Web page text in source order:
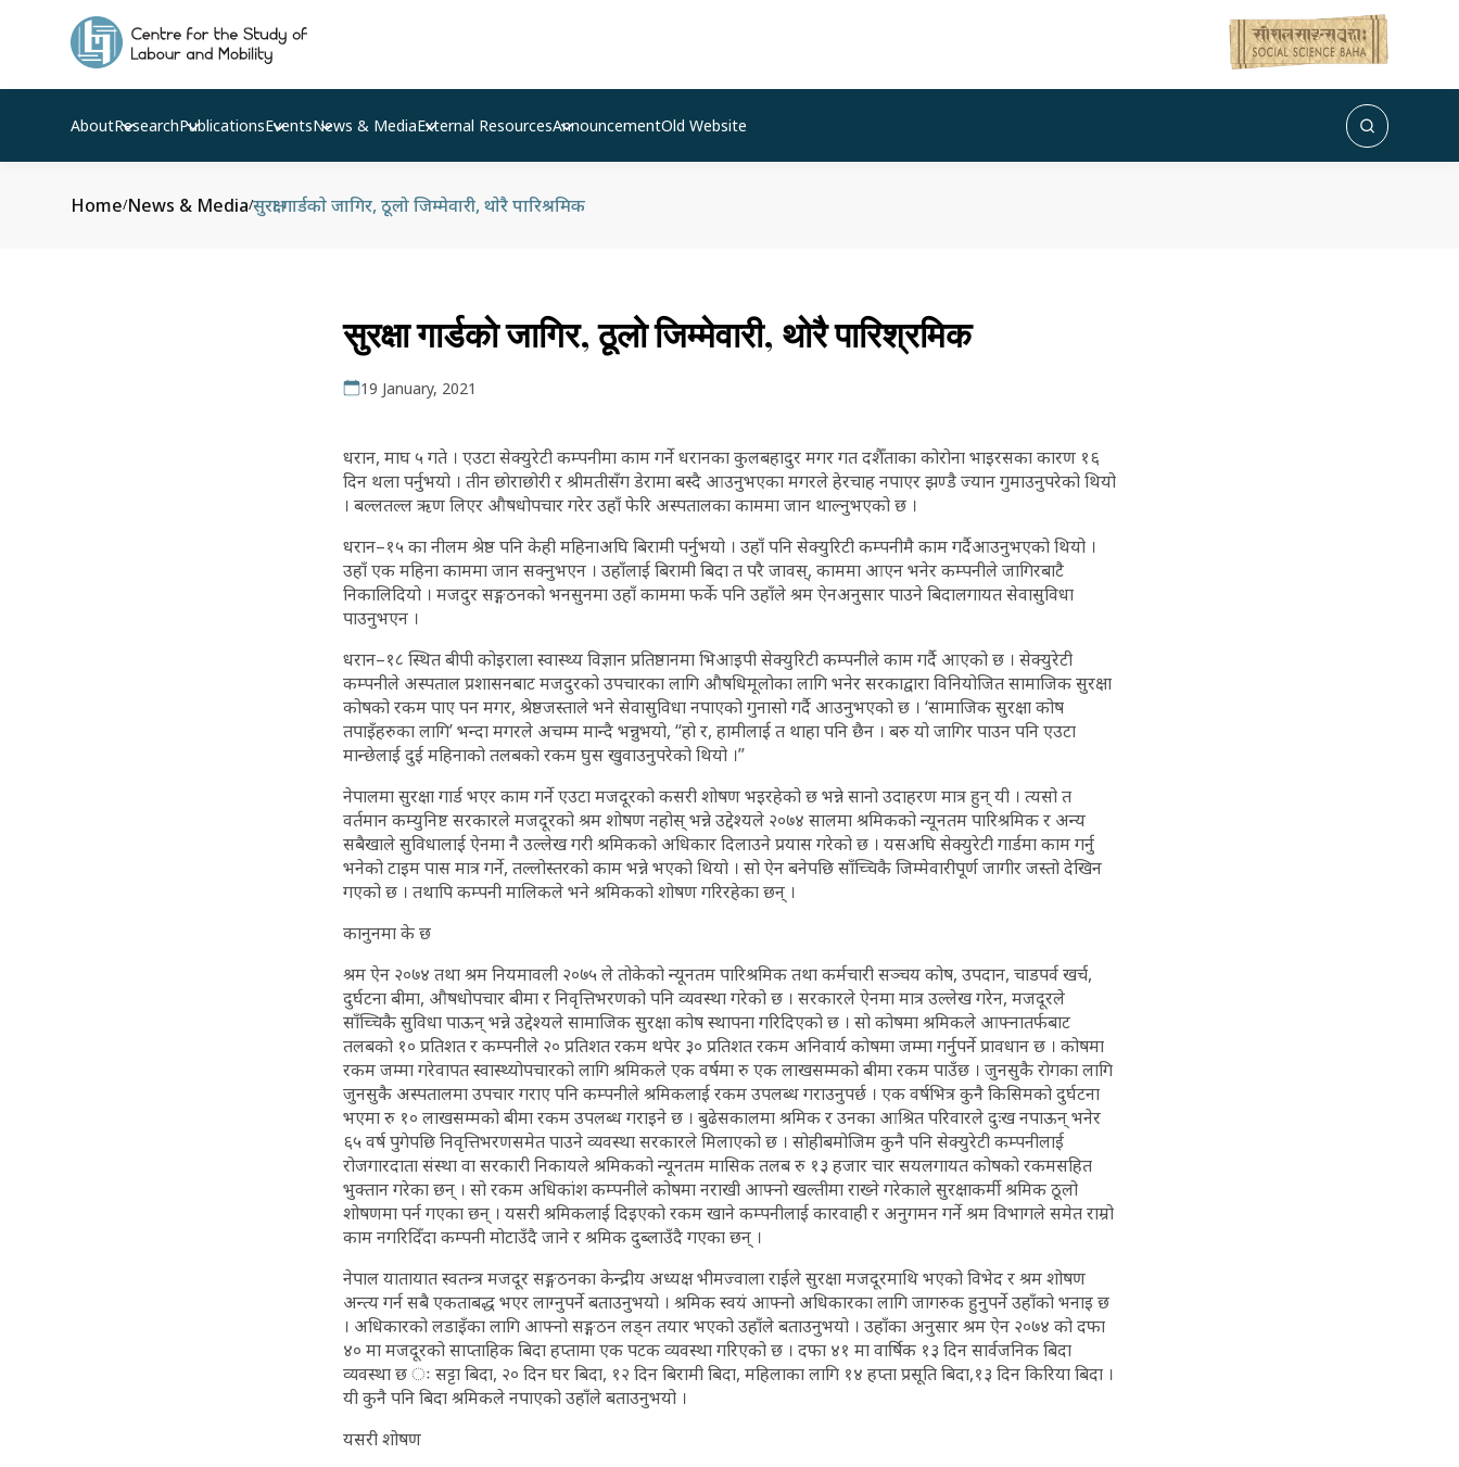
AboutResearchPublicationsEventsNews & MediaExternal ResourcesAnnouncementOld Website
Home/News & Media/सुरक्षा गार्डकाे जागिर, ठूलो जिम्मेवारी, थाेरै पारिश्रमिक
सुरक्षा गार्डकाे जागिर, ठूलो जिम्मेवारी, थाेरै पारिश्रमिक
19 January, 2021
धरान, माघ ५ गते । एउटा सेक्युरेटी कम्पनीमा काम गर्ने धरानका कुलबहादुर मगर गत दशैँताका कोरोना भाइरसका कारण १६
दिन थला पर्नुभयो । तीन छोराछोरी र श्रीमतीसँग डेरामा बस्दै आउनुभएका मगरले हेरचाह नपाएर झण्डै ज्यान गुमाउनुपरेको थियो
। बल्लतल्ल ऋण लिएर औषधोपचार गरेर उहाँ फेरि अस्पतालका काममा जान थाल्नुभएको छ ।
धरान–१५ का नीलम श्रेष्ठ पनि केही महिनाअघि बिरामी पर्नुभयो । उहाँ पनि सेक्युरिटी कम्पनीमै काम गर्दैआउनुभएको थियो ।
उहाँ एक महिना काममा जान सक्नुभएन । उहाँलाई बिरामी बिदा त परै जावस्, काममा आएन भनेर कम्पनीले जागिरबाटै
निकालिदियो । मजदुर सङ्गठनको भनसुनमा उहाँ काममा फर्के पनि उहाँले श्रम ऐनअनुसार पाउने बिदालगायत सेवासुविधा
पाउनुभएन ।
धरान–१८ स्थित बीपी कोइराला स्वास्थ्य विज्ञान प्रतिष्ठानमा भिआइपी सेक्युरिटी कम्पनीले काम गर्दै आएको छ । सेक्युरेटी
कम्पनीले अस्पताल प्रशासनबाट मजदुरको उपचारका लागि औषधिमूलोका लागि भनेर सरकाद्वारा विनियोजित सामाजिक सुरक्षा
कोषको रकम पाए पन मगर, श्रेष्ठजस्ताले भने सेवासुविधा नपाएको गुनासो गर्दै आउनुभएको छ । ‘सामाजिक सुरक्षा कोष
तपाइँहरुका लागि’ भन्दा मगरले अचम्म मान्दै भन्नुभयो, “हो र, हामीलाई त थाहा पनि छैन । बरु यो जागिर पाउन पनि एउटा
मान्छेलाई दुई महिनाको तलबको रकम घुस खुवाउनुपरेको थियो ।”
नेपालमा सुरक्षा गार्ड भएर काम गर्ने एउटा मजदूरको कसरी शोषण भइरहेको छ भन्ने सानो उदाहरण मात्र हुन् यी । त्यसो त
वर्तमान कम्युनिष्ट सरकारले मजदूरको श्रम शोषण नहोस् भन्ने उद्देश्यले २०७४ सालमा श्रमिकको न्यूनतम पारिश्रमिक र अन्य
सबैखाले सुविधालाई ऐनमा नै उल्लेख गरी श्रमिकको अधिकार दिलाउने प्रयास गरेको छ । यसअघि सेक्युरेटी गार्डमा काम गर्नु
भनेको टाइम पास मात्र गर्ने, तल्लोस्तरको काम भन्ने भएको थियो । सो ऐन बनेपछि साँच्चिकै जिम्मेवारीपूर्ण जागीर जस्तो देखिन
गएको छ । तथापि कम्पनी मालिकले भने श्रमिकको शोषण गरिरहेका छन् ।
कानुनमा के छ
श्रम ऐन २०७४ तथा श्रम नियमावली २०७५ ले तोकेको न्यूनतम पारिश्रमिक तथा कर्मचारी सञ्चय कोष, उपदान, चाडपर्व खर्च,
दुर्घटना बीमा, औषधोपचार बीमा र निवृत्तिभरणको पनि व्यवस्था गरेको छ । सरकारले ऐनमा मात्र उल्लेख गरेन, मजदूरले
साँच्चिकै सुविधा पाऊन् भन्ने उद्देश्यले सामाजिक सुरक्षा कोष स्थापना गरिदिएको छ । सो कोषमा श्रमिकले आफ्नातर्फबाट
तलबको १० प्रतिशत र कम्पनीले २० प्रतिशत रकम थपेर ३० प्रतिशत रकम अनिवार्य कोषमा जम्मा गर्नुपर्ने प्रावधान छ । कोषमा
रकम जम्मा गरेवापत स्वास्थ्योपचारको लागि श्रमिकले एक वर्षमा रु एक लाखसम्मको बीमा रकम पाउँछ । जुनसुकै रोगका लागि
जुनसुकै अस्पतालमा उपचार गराए पनि कम्पनीले श्रमिकलाई रकम उपलब्ध गराउनुपर्छ । एक वर्षभित्र कुनै किसिमको दुर्घटना
भएमा रु १० लाखसम्मको बीमा रकम उपलब्ध गराइने छ । बुढेसकालमा श्रमिक र उनका आश्रित परिवारले दुःख नपाऊन् भनेर
६५ वर्ष पुगेपछि निवृत्तिभरणसमेत पाउने व्यवस्था सरकारले मिलाएको छ । सोहीबमोजिम कुनै पनि सेक्युरेटी कम्पनीलाई
रोजगारदाता संस्था वा सरकारी निकायले श्रमिकको न्यूनतम मासिक तलब रु १३ हजार चार सयलगायत कोषको रकमसहित
भुक्तान गरेका छन् । सो रकम अधिकांश कम्पनीले कोषमा नराखी आफ्नो खल्तीमा राख्ने गरेकाले सुरक्षाकर्मी श्रमिक ठूलो
शोषणमा पर्न गएका छन् । यसरी श्रमिकलाई दिइएको रकम खाने कम्पनीलाई कारवाही र अनुगमन गर्ने श्रम विभागले समेत राम्रो
काम नगरिदिँदा कम्पनी मोटाउँदै जाने र श्रमिक दुब्लाउँदै गएका छन् ।
नेपाल यातायात स्वतन्त्र मजदूर सङ्गठनका केन्द्रीय अध्यक्ष भीमज्वाला राईले सुरक्षा मजदूरमाथि भएको विभेद र श्रम शोषण
अन्त्य गर्न सबै एकताबद्ध भएर लाग्नुपर्ने बताउनुभयो । श्रमिक स्वयं आफ्नो अधिकारका लागि जागरुक हुनुपर्ने उहाँको भनाइ छ
। अधिकारको लडाइँका लागि आफ्नो सङ्गठन लड्न तयार भएको उहाँले बताउनुभयो । उहाँका अनुसार श्रम ऐन २०७४ को दफा
४० मा मजदूरको साप्ताहिक बिदा हप्तामा एक पटक व्यवस्था गरिएको छ । दफा ४१ मा वार्षिक १३ दिन सार्वजनिक बिदा
व्यवस्था छ ः सट्टा बिदा, २० दिन घर बिदा, १२ दिन बिरामी बिदा, महिलाका लागि १४ हप्ता प्रसूति बिदा,१३ दिन किरिया बिदा ।
यी कुनै पनि बिदा श्रमिकले नपाएको उहाँले बताउनुभयो ।
यसरी शोषण